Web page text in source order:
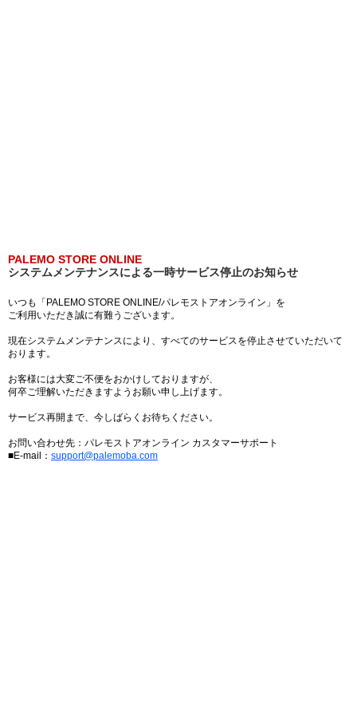
PALEMO STORE ONLINE
システムメンテナンスによる一時サービス停止のお知らせ
いつも「PALEMO STORE ONLINE/パレモストアオンライン」を
ご利用いただき誠に有難うございます。
現在システムメンテナンスにより、すべてのサービスを停止させていただいて
おります。
お客様には大変ご不便をおかけしておりますが、
何卒ご理解いただきますようお願い申し上げます。
サービス再開まで、今しばらくお待ちください。
お問い合わせ先：パレモストアオンライン カスタマーサポート
■E-mail： support@palemoba.com